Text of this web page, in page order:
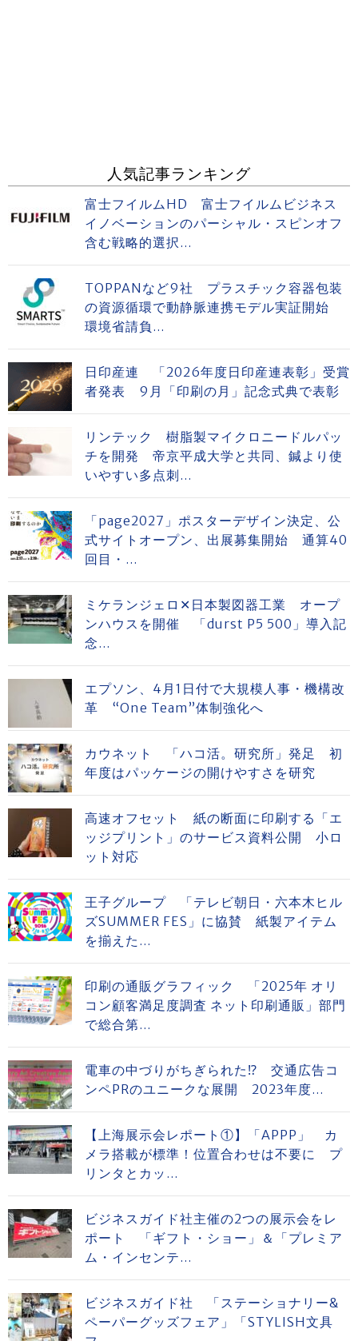
人気記事ランキング
富士フイルムHD 富士フイルムビジネス
イノベーションのパーシャル・スピンオフ
含む戦略的選択...
TOPPANなど9社 プラスチック容器包装
の資源循環で動静脈連携モデル実証開始
環境省請負...
日印産連 「2026年度日印産連表彰」受賞
者発表 9月「印刷の月」記念式典で表彰
リンテック 樹脂製マイクロニードルパッ
チを開発 帝京平成大学と共同、鍼より使
いやすい多点刺...
「page2027」ポスターデザイン決定、公
式サイトオープン、出展募集開始 通算40
回目・...
ミケランジェロ✕日本製図器工業 オープ
ンハウスを開催 「durst P5 500」導入記
念...
エプソン、4月1日付で大規模人事・機構改
革 “One Team”体制強化へ
カウネット 「ハコ活。研究所」発足 初
年度はパッケージの開けやすさを研究
高速オフセット 紙の断面に印刷する「エ
ッジプリント」のサービス資料公開 小ロ
ット対応
王子グループ 「テレビ朝日・六本木ヒル
ズSUMMER FES」に協賛 紙製アイテム
を揃えた...
印刷の通販グラフィック 「2025年 オリ
コン顧客満足度調査 ネット印刷通販」部門
で総合第...
電車の中づりがちぎられた⁉ 交通広告コ
ンペPRのユニークな展開 2023年度...
【上海展示会レポート①】「APPP」 カ
メラ搭載が標準！位置合わせは不要に プ
リンタとカッ...
ビジネスガイド社主催の2つの展示会をレ
ポート 「ギフト・ショー」＆「プレミア
ム・インセンテ...
ビジネスガイド社 「ステーショナリー&
ペーパーグッズフェア」「STYLISH文具